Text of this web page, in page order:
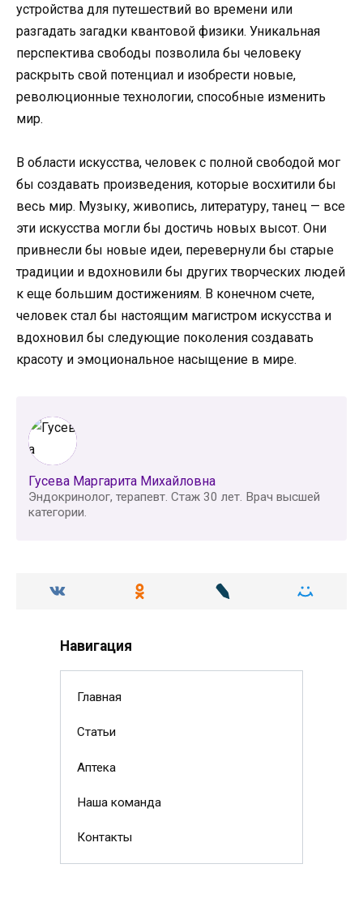
устройства для путешествий во времени или
разгадать загадки квантовой физики. Уникальная
перспектива свободы позволила бы человеку
раскрыть свой потенциал и изобрести новые,
революционные технологии, способные изменить
мир.
В области искусства, человек с полной свободой мог
бы создавать произведения, которые восхитили бы
весь мир. Музыку, живопись, литературу, танец — все
эти искусства могли бы достичь новых высот. Они
привнесли бы новые идеи, перевернули бы старые
традиции и вдохновили бы других творческих людей
к еще большим достижениям. В конечном счете,
человек стал бы настоящим магистром искусства и
вдохновил бы следующие поколения создавать
красоту и эмоциональное насыщение в мире.
Гусева Маргарита Михайловна
Эндокринолог, терапевт. Стаж 30 лет. Врач высшей
категории.
Навигация
Главная
Статьи
Аптека
Наша команда
Контакты